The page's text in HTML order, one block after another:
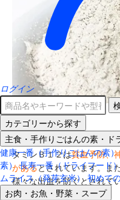
ログイン
カテゴリーから探す
主食・手作りごはんの素・ド
健康一番（手作りごはんの素）
素） 長寿一番（ドライフード
ムライス（発芽玄米） 初めて
お肉・お魚・野菜・スープ
れんこん
れんこんは、野菜では珍し
タミンＢ１２は貧血予防、
があるとされています。ま
様々な出血を防ぐとされて
かせません。（山口県産）